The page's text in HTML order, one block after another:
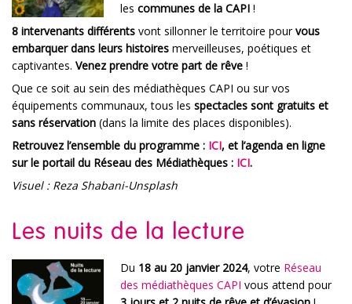
lescommunes de la CAPI !
8 intervenants différents vont sillonner le territoire pourvous
embarquer dans leurs histoires merveilleuses, poétiques et
captivantes. Venez prendre votre part de rêve !
Que ce soit au sein des médiathèques CAPI ou sur vos
équipements communaux, tous les spectacles sont gratuits et
sans réservation (dans la limite des places disponibles).
Retrouvez l’ensemble du programme : ICI, et l’agenda en ligne
sur le portail du Réseau des Médiathèques : ICI.
Visuel : Reza Shabani-Unsplash
Les nuits de la lecture
Du 18 au 20 janvier 2024, votre Réseau
des médiathèques CAPI vous attend pour